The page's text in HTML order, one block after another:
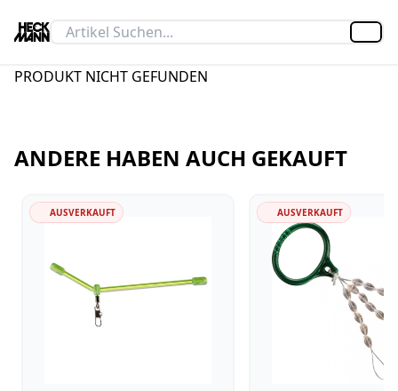
PRODUKT NICHT GEFUNDEN
ANDERE HABEN AUCH GEKAUFT
AUSVERKAUFT AUSVERKAUFT